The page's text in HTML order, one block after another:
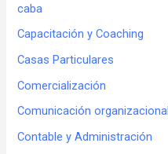
caba
Capacitación y Coaching
Casas Particulares
Comercialización
Comunicación organizacional
Contable y Administración